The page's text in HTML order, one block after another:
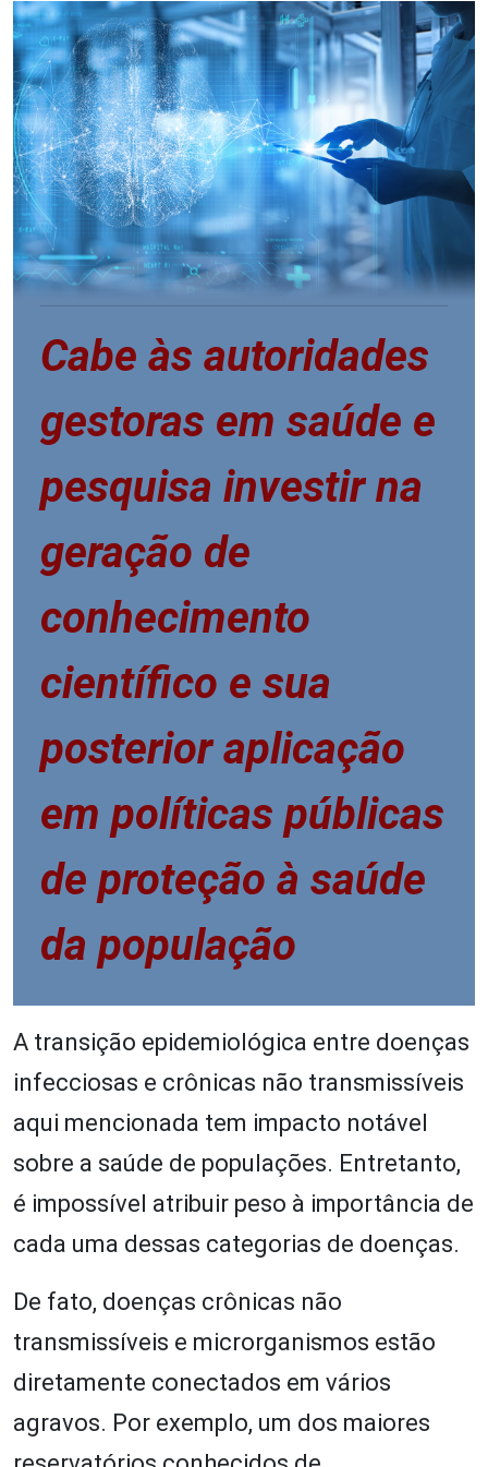
Cabe às autoridades
gestoras em saúde e
pesquisa investir na
geração de
conhecimento
científico e sua
posterior aplicação
em políticas públicas
de proteção à saúde
da população
A transição epidemiológica entre doenças
infecciosas e crônicas não transmissíveis
aqui mencionada tem impacto notável
sobre a saúde de populações. Entretanto,
é impossível atribuir peso à importância de
cada uma dessas categorias de doenças.
De fato, doenças crônicas não
transmissíveis e microrganismos estão
diretamente conectados em vários
agravos. Por exemplo, um dos maiores